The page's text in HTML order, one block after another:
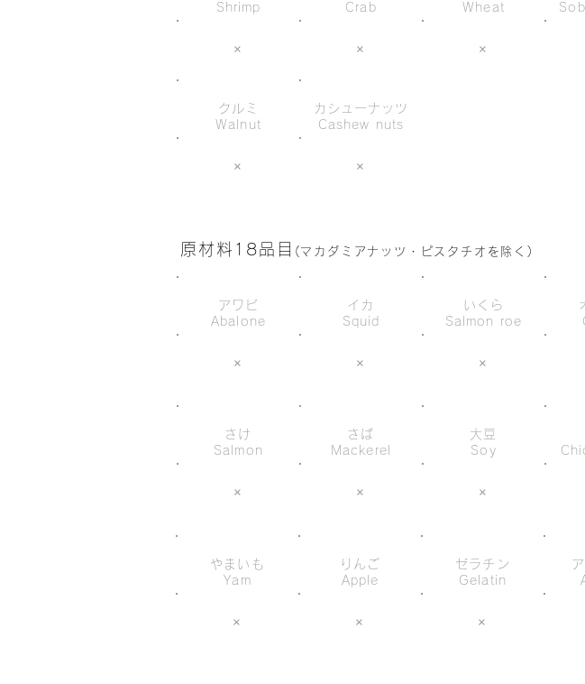
Shrimp
×
Crab
×
Wheat
×
Walnut
クルミ
×
Cashew nuts
カシューナッツ
×
原材料18品目 (マカダミアナッツ・ピスタチオを除く)
Abalone
アワビ
×
Squid
イカ
×
Salmon roe
いくら
×
Salmon
さけ
×
Mackerel
さば
×
Soy
大豆
×
Yam
やまいも
×
Apple
りんご
×
Gelatin
ゼラチン
×